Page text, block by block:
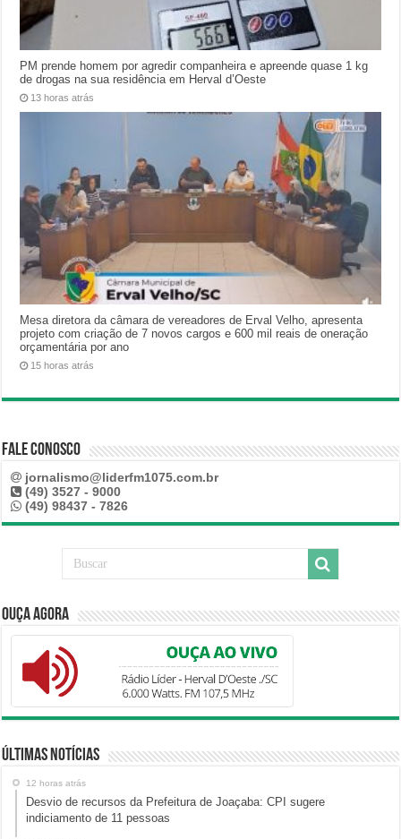
PM prende homem por agredir companheira e apreende quase 1 kg
de drogas na sua residência em Herval d’Oeste
13 horas atrás
Mesa diretora da câmara de vereadores de Erval Velho, apresenta
projeto com criação de 7 novos cargos e 600 mil reais de oneração
orçamentária por ano
15 horas atrás
Fale Conosco
jornalismo@liderfm1075.com.br
(49) 3527 - 9000
(49) 98437 - 7826
Ouça Agora
Últimas Notícias
12 horas atrás
Desvio de recursos da Prefeitura de Joaçaba: CPI sugere
indiciamento de 11 pessoas